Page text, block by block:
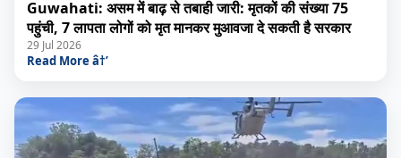
Guwahati: असम में बाढ़ से तबाही जारी: मृतकों की संख्या 75
पहुंची, 7 लापता लोगों को मृत मानकर मुआवजा दे सकती है सरकार
29 Jul 2026
Read More â†’